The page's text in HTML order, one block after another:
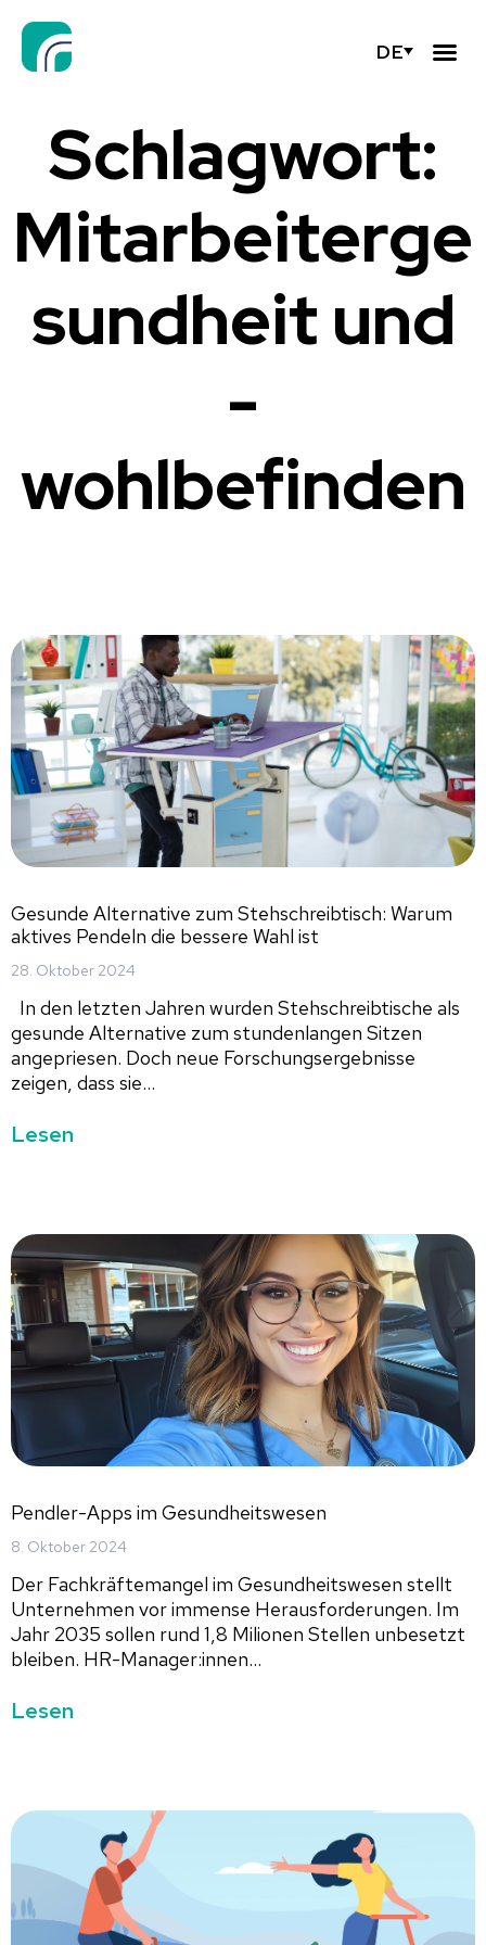
DE
Schlagwort:
Mitarbeiterge
sundheit und
-
wohlbefinden
Gesunde Alternative zum Stehschreibtisch: Warum
aktives Pendeln die bessere Wahl ist
28. Oktober 2024
In den letzten Jahren wurden Stehschreibtische als
gesunde Alternative zum stundenlangen Sitzen
angepriesen. Doch neue Forschungsergebnisse
zeigen, dass sie...
Lesen
Pendler-Apps im Gesundheitswesen
8. Oktober 2024
Der Fachkräftemangel im Gesundheitswesen stellt
Unternehmen vor immense Herausforderungen. Im
Jahr 2035 sollen rund 1,8 Milionen Stellen unbesetzt
bleiben. HR-Manager:innen...
Lesen